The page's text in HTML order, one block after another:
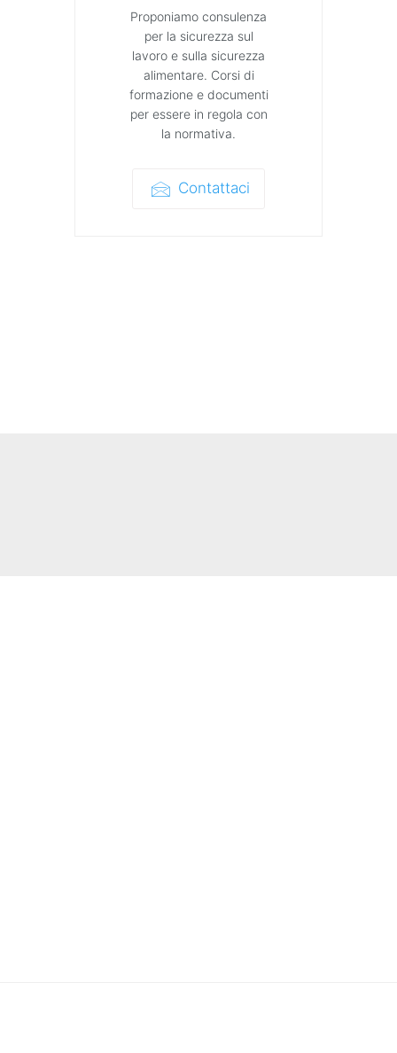
Proponiamo consulenza
per la sicurezza sul
lavoro e sulla sicurezza
alimentare. Corsi di
formazione e documenti
per essere in regola con
la normativa.
Contattaci